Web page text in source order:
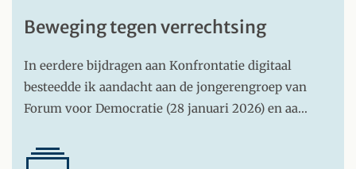
Beweging tegen verrechtsing
In eerdere bijdragen aan Konfrontatie digitaal
besteedde ik aandacht aan de jongerengroep van
Forum voor Democratie (28 januari 2026) en aa…